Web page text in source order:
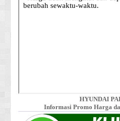
HYUNDAI
Informasi Promo Harga